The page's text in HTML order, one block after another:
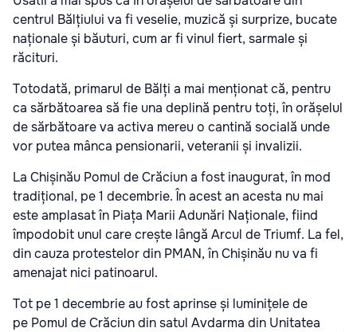
centrul Bălțiului va fi veselie, muzică și surprize, bucate
naționale și băuturi, cum ar fi vinul fiert, sarmale și
răcituri.
Totodată, primarul de Bălți a mai menționat că, pentru
ca sărbătoarea să fie una deplină pentru toți, în orășelul
de sărbătoare va activa mereu o cantină socială unde
vor putea mânca pensionarii, veteranii și invalizii.
La Chișinău Pomul de Crăciun a fost inaugurat, în mod
tradițional, pe 1 decembrie. În acest an acesta nu mai
este amplasat în Piața Marii Adunări Naționale, fiind
împodobit unul care crește lângă Arcul de Triumf. La fel,
din cauza protestelor din PMAN, în Chișinău nu va fi
amenajat nici patinoarul.
Tot pe 1 decembrie au fost aprinse și luminițele de
pe Pomul de Crăciun din satul Avdarma din Unitatea